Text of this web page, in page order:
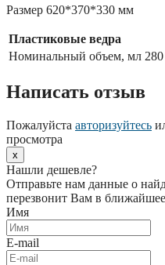
Размер 620*370*330 мм
Пластиковые ведра
Номинальный объем, мл 280
Написать отзыв
Пожалуйста авторизуйтесь
просмотра
x
Нашли дешевле?
Отправьте нам данные о
перезвонит Вам в
Имя
E-mail